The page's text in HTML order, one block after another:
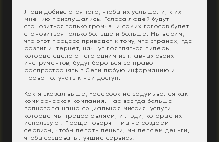
Люди добиваются того, чтобы их услышали, к их
мнению прислушались. Голоса людей будут
становиться только громче, и самих голосов будет
становиться только больше и больше. Мы верим,
что этот процесс приведет к тому, что странах, где
развит интернет, начнут появляться лидеры,
которые сделают его одним из главных своих
инструментов, будут бороться за право
распространять в Сети любую информацию и
право получать к ней доступ.
Как я сказал выше, Facebook не задумывался как
коммерческая компания. Нас всегда больше
волновала наша социальная миссия, услуги,
которые мы предоставляем, и люди, которые их
используют. Проще говоря — мы не создаем
сервисы, чтобы делать деньги; мы делаем деньги,
чтобы создавать лучшие сервисы.